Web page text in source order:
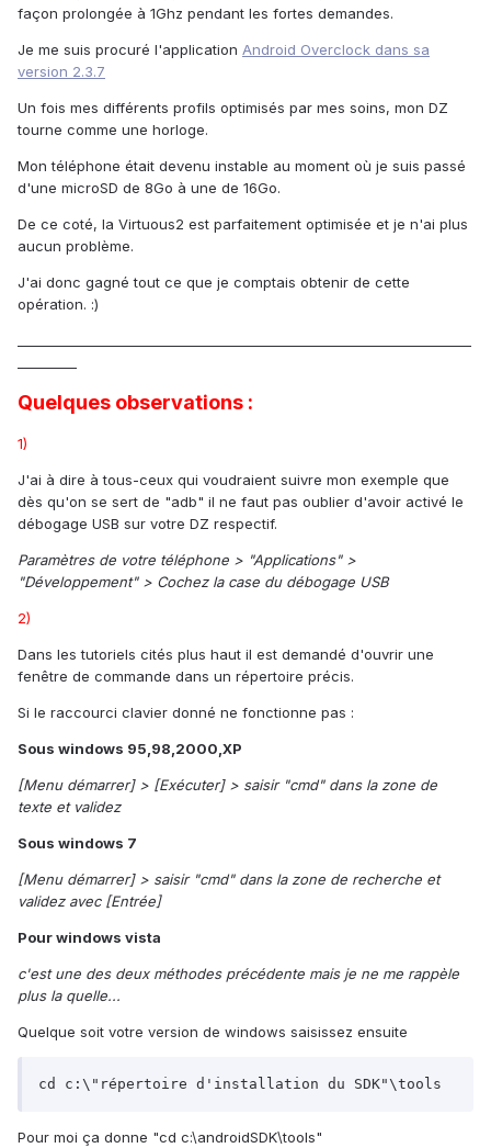
façon prolongée à 1Ghz pendant les fortes demandes.
Je me suis procuré l'application Android Overclock dans sa
version 2.3.7
Un fois mes différents profils optimisés par mes soins, mon DZ
tourne comme une horloge.
Mon téléphone était devenu instable au moment où je suis passé
d'une microSD de 8Go à une de 16Go.
De ce coté, la Virtuous2 est parfaitement optimisée et je n'ai plus
aucun problème.
J'ai donc gagné tout ce que je comptais obtenir de cette
opération. :)
Quelques observations :
1)
J'ai à dire à tous-ceux qui voudraient suivre mon exemple que
dès qu'on se sert de "adb" il ne faut pas oublier d'avoir activé le
débogage USB sur votre DZ respectif.
Paramètres de votre téléphone > "Applications" >
"Développement" > Cochez la case du débogage USB
2)
Dans les tutoriels cités plus haut il est demandé d'ouvrir une
fenêtre de commande dans un répertoire précis.
Si le raccourci clavier donné ne fonctionne pas :
Sous windows 95,98,2000,XP
[Menu démarrer] > [Exécuter] > saisir "cmd" dans la zone de
texte et validez
Sous windows 7
[Menu démarrer] > saisir "cmd" dans la zone de recherche et
validez avec [Entrée]
Pour windows vista
c'est une des deux méthodes précédente mais je ne me rappèle
plus la quelle...
Quelque soit votre version de windows saisissez ensuite
cd c:\"répertoire d'installation du SDK"\tools
Pour moi ça donne "cd c:\androidSDK\tools"